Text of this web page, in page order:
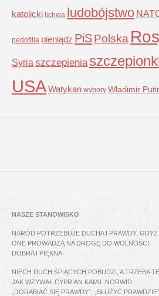
katolicki lichwa ludobójstwo
pedofilia pieniądz PiSPolska
Syria szczepienia
USAWatykan wybory Władimir
NASZE STANOWISKO
NARÓD POTRZEBUJE DUCHA I PRAWDY, GDYŻ
ONE PROWADZĄ NA DROGĘ DO WOLNOŚCI,
DOBRA I PIĘKNA.
NIECH DUCH ŚPIĄCYCH POBUDZI, A TRZEBA
JAK WZYWAŁ CYPRIAN KAMIL NORWID :
„DORABIAĆ SIĘ PRAWDY”, „SŁUŻYĆ PRAWDZIE”